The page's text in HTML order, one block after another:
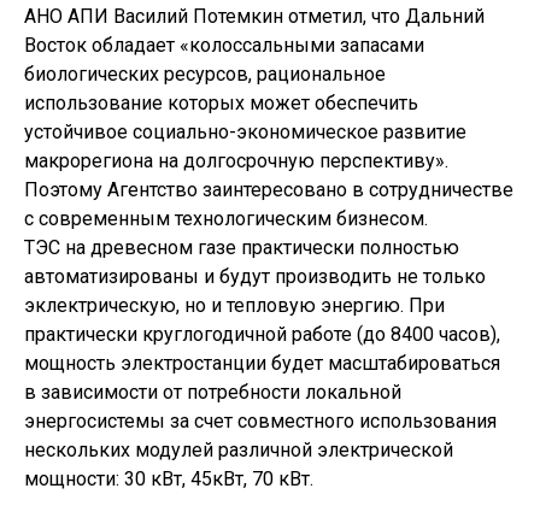
АНО АПИ Василий Потемкин отметил, что Дальний
Восток обладает «колоссальными запасами
биологических ресурсов, рациональное
использование которых может обеспечить
устойчивое социально-экономическое развитие
макрорегиона на долгосрочную перспективу».
Поэтому Агентство заинтересовано в сотрудничестве
с современным технологическим бизнесом.
ТЭС на древесном газе практически полностью
автоматизированы и будут производить не только
эклектрическую, но и тепловую энергию. При
практически круглогодичной работе (до 8400 часов),
мощность электростанции будет масштабироваться
в зависимости от потребности локальной
энергосистемы за счет совместного использования
нескольких модулей различной электрической
мощности: 30 кВт, 45кВт, 70 кВт.